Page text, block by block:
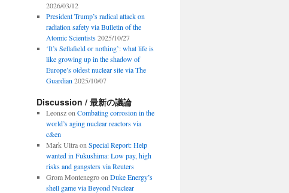
2026/03/12
President Trump’s radical attack on
radiation safety via Bulletin of the
Atomic Scientists 2025/10/27
‘It’s Sellafield or nothing’: what life is
like growing up in the shadow of
Europe’s oldest nuclear site via The
Guardian 2025/10/07
Discussion / 最新の議論
Leonszon Combating corrosion in the
world’s aging nuclear reactors via
c&en
Mark Ultraon Special Report: Help
wanted in Fukushima: Low pay, high
risks and gangsters via Reuters
Grom Montenegroon Duke Energy’s
shell game via Beyond Nuclear